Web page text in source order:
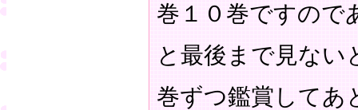
巻１０巻ですので
と最後まで見ない
巻ずつ鑑賞してあ